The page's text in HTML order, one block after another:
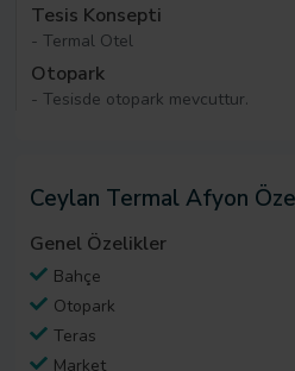
Tesis Konsepti
- Termal Otel
Otopark
- Tesisde otopark mevcuttur.
Ceylan Termal Afyon
Genel Özelikler
Bahçe
Otopark
Teras
Market